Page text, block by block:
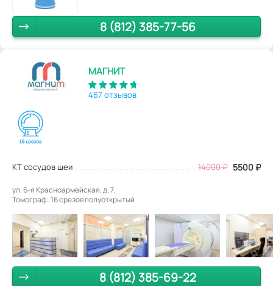
8 (812) 385-77-56
МАГНИТ
467 отзывов
КТ сосудов шеи 14000₽ 5500 ₽
ул. 6-я Красноармейская, д. 7.
Томограф: 16 срезов полуоткрытый
8 (812) 385-69-22